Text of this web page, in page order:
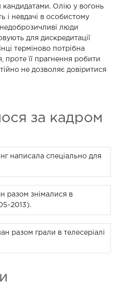
Олію у вогонь
і невдачі в особистому
недоброзичливі люди
для дискредитації
терміново потрібна
проте її прагнення робити
не дозволяє довіритися
за кадром
написала спеціально для
разом знімалися в
2013).
разом грали в телесеріалі